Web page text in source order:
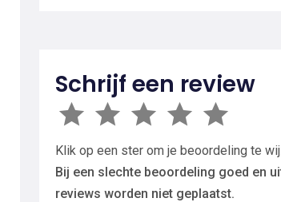
Schrijf een review
Klik op een ster om je beoordeling te
Bij een slechte beoordeling goed en
reviews worden niet geplaatst.